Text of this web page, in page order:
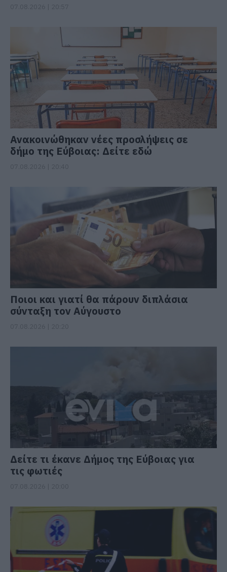
Ανακοινώθηκαν νέες προσλήψεις σε
δήμο της Εύβοιας: Δείτε εδώ
Ποιοι και γιατί θα πάρουν διπλάσια
σύνταξη τον Αύγουστο
Δείτε τι έκανε Δήμος της Εύβοιας για
τις φωτιές